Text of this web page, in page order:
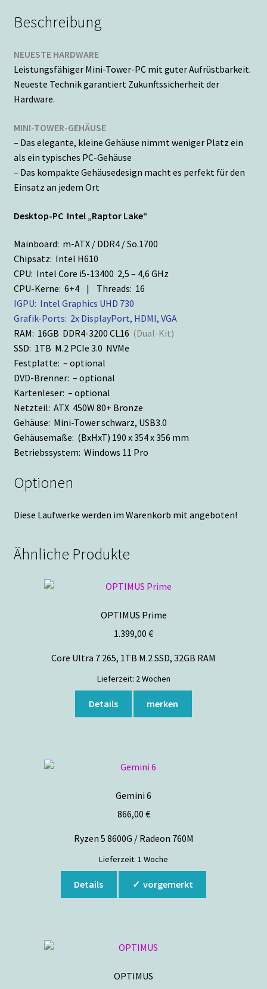
Beschreibung
NEUESTE HARDWARE
Leistungsfähiger Mini-Tower-PC mit guter Aufrüstbarkeit.
Neueste Technik garantiert Zukunftssicherheit der
Hardware.
MINI-TOWER-GEHÄUSE
– Das elegante, kleine Gehäuse nimmt weniger Platz ein
als ein typisches PC-Gehäuse
– Das kompakte Gehäusedesign macht es perfekt für den
Einsatz an jedem Ort
Desktop-PC Intel „Raptor Lake“
Mainboard: m-ATX / DDR4 / So.1700
Chipsatz: Intel H610
CPU: Intel Core i5-13400 2,5 – 4,6 GHz
CPU-Kerne: 6+4 | Threads: 16
IGPU: Intel Graphics UHD 730
Grafik-Ports: 2x DisplayPort, HDMI, VGA
RAM: 16GB DDR4-3200 CL16 (Dual-Kit)
SSD: 1TB M.2 PCIe 3.0 NVMe
Festplatte: – optional
DVD-Brenner: – optional
Kartenleser: – optional
Netzteil: ATX 450W 80+ Bronze
Gehäuse: Mini-Tower schwarz, USB3.0
Gehäusemaße: (BxHxT) 190 x 354 x 356 mm
Betriebssystem: Windows 11 Pro
Optionen
Diese Laufwerke werden im Warenkorb mit angeboten!
Ähnliche Produkte
OPTIMUS Prime
1.399,00 €
Core Ultra 7 265, 1TB M.2 SSD, 32GB RAM
Lieferzeit: 2 Wochen
Details merken
Gemini 6
866,00 €
Ryzen 5 8600G / Radeon 760M
Lieferzeit: 1 Woche
Details vorgemerkt
OPTIMUS